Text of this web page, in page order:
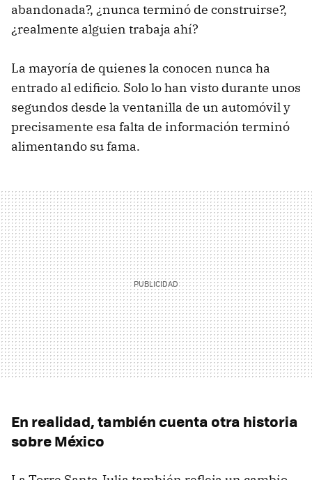
abandonada?, ¿nunca terminó de construirse?,
¿realmente alguien trabaja ahí?
La mayoría de quienes la conocen nunca ha
entrado al edificio. Solo lo han visto durante unos
segundos desde la ventanilla de un automóvil y
precisamente esa falta de información terminó
alimentando su fama.
En realidad, también cuenta otra historia
sobre México